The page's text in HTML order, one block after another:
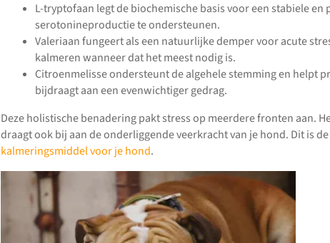
L-tryptofaan legt de biochemische basis voor een stabiele
serotonineproductie te ondersteunen.
Valeriaan fungeert als een natuurlijke demper voor acute
kalmeren wanneer dat het meest nodig is.
Citroenmelisse ondersteunt de algehele stemming en helpt
bijdraagt aan een evenwichtiger gedrag.
Deze holistische benadering pakt stress op meerdere fronten aan.
draagt ook bij aan de onderliggende veerkracht van je hond. Dit is
kalmeringsmiddel voor je hond.